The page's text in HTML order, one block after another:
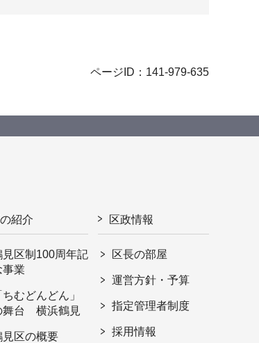
ページID：141-979-635
紹介
見区制100周年記
事業
ちむどんどん」
舞台 横浜鶴見
見区の概要
区政情報
区長の部屋
運営方針・予算
指定管理者制度
採用情報